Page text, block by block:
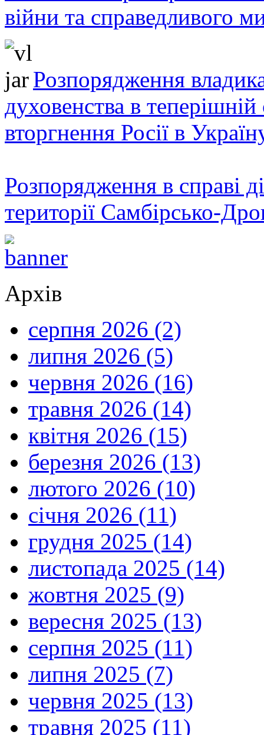
війни та справедливого
Розпорядження
духовенства в теперішній
вторгнення Росії в
Розпорядження в справі
території Самбірсько-
Архів
серпня 2026 (2)
липня 2026 (5)
червня 2026 (16)
травня 2026 (14)
квітня 2026 (15)
березня 2026 (13)
лютого 2026 (10)
січня 2026 (11)
грудня 2025 (14)
листопада 2025 (14)
жовтня 2025 (9)
вересня 2025 (13)
серпня 2025 (11)
липня 2025 (7)
червня 2025 (13)
травня 2025 (11)